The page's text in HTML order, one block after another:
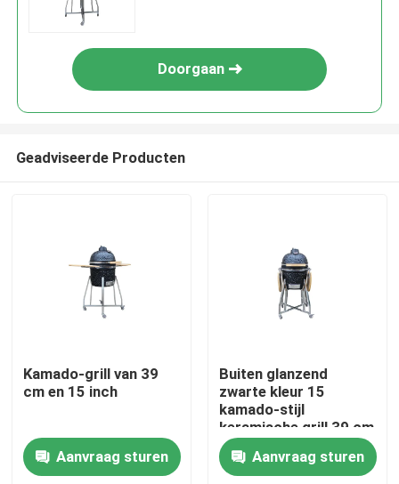
Thuis
Doorgaan
Geadviseerde Producten
Kamado-grill van 39
cm en 15 inch
Aanvraag sturen
Buiten glanzend
zwarte kleur 15
kamado-stijl
keramische grill 39 cm
met kar en bijzettafels
Aanvraag sturen